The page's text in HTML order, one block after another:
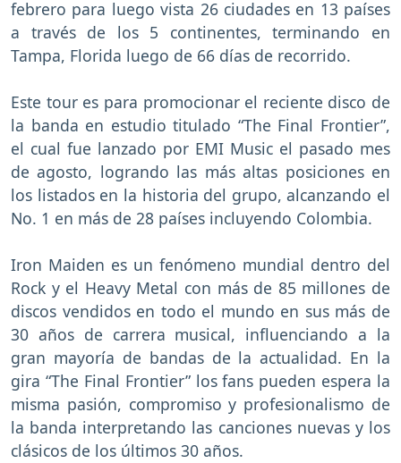
febrero para luego vista 26 ciudades en 13 países
a través de los 5 continentes, terminando en
Tampa, Florida luego de 66 días de recorrido.
Este tour es para promocionar el reciente disco de
la banda en estudio titulado “The Final Frontier”,
el cual fue lanzado por EMI Music el pasado mes
de agosto, logrando las más altas posiciones en
los listados en la historia del grupo, alcanzando el
No. 1 en más de 28 países incluyendo Colombia.
Iron Maiden es un fenómeno mundial dentro del
Rock y el Heavy Metal con más de 85 millones de
discos vendidos en todo el mundo en sus más de
30 años de carrera musical, influenciando a la
gran mayoría de bandas de la actualidad. En la
gira “The Final Frontier” los fans pueden espera la
misma pasión, compromiso y profesionalismo de
la banda interpretando las canciones nuevas y los
clásicos de los últimos 30 años.